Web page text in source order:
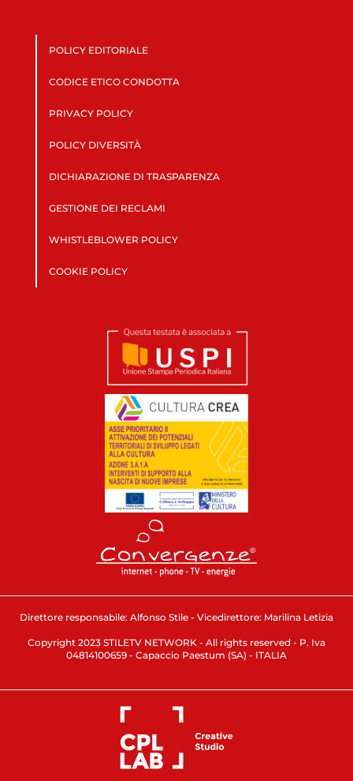
POLICY EDITORIALE
CODICE ETICO CONDOTTA
PRIVACY POLICY
POLICY DIVERSITÀ
DICHIARAZIONE DI TRASPARENZA
GESTIONE DEI RECLAMI
WHISTLEBLOWER POLICY
COOKIE POLICY
Direttore responsabile: Alfonso Stile - Vicedirettore: Marilina Letizia
Copyright 2023 STILETV NETWORK - All rights reserved - P. Iva
04814100659 - Capaccio Paestum (SA) - ITALIA